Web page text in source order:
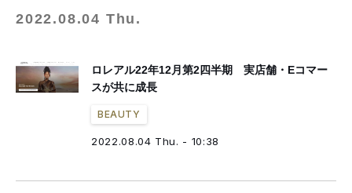
2022.08.04 Thu.
ロレアル22年12月第2四半期 実店舗・Eコマー
スが共に成長
BEAUTY
2022.08.04 Thu. - 10:38